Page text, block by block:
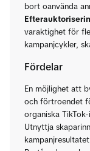
bort oanvända
varaktighet för
kampanjcykler,
Fördelar
En möjlighet att
och förtroendet
organiska
Utnyttja